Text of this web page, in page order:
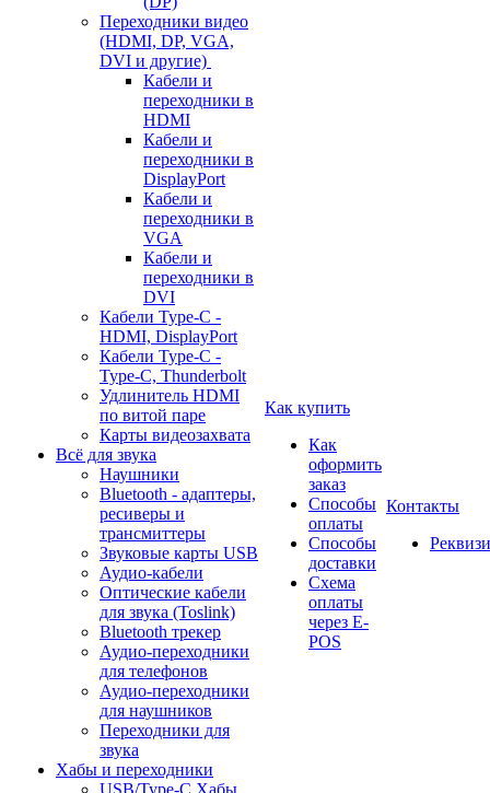
Переходники видео
(HDMI, DP, VGA,
DVI и другие)
Кабели и
переходники в
HDMI
Кабели и
переходники в
DisplayPort
Кабели и
переходники в
VGA
Кабели и
переходники в
DVI
Кабели Type-C -
HDMI, DisplayPort
Кабели Type-C -
Type-C, Thunderbolt
Удлинитель HDMI
по витой паре
Карты видеозахвата
Всё для звука
Наушники
Bluetooth - адаптеры,
ресиверы и
трансмиттеры
Звуковые карты USB
Аудио-кабели
Оптические кабели
для звука (Toslink)
Bluetooth трекер
Аудио-переходники
для телефонов
Аудио-переходники
для наушников
Переходники для
звука
Хабы и переходники
USB/Type-C Хабы
Как купить
Как
оформить
заказ
Способы
оплаты
Способы
доставки
Схема
оплаты
через E-
POS
Контакты